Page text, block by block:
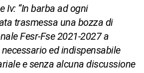
Iv: “In barba ad ogni
trasmessa una bozza di
Fesr-Fse 2021-2027 a
ed indispensabile
e senza alcuna discussione